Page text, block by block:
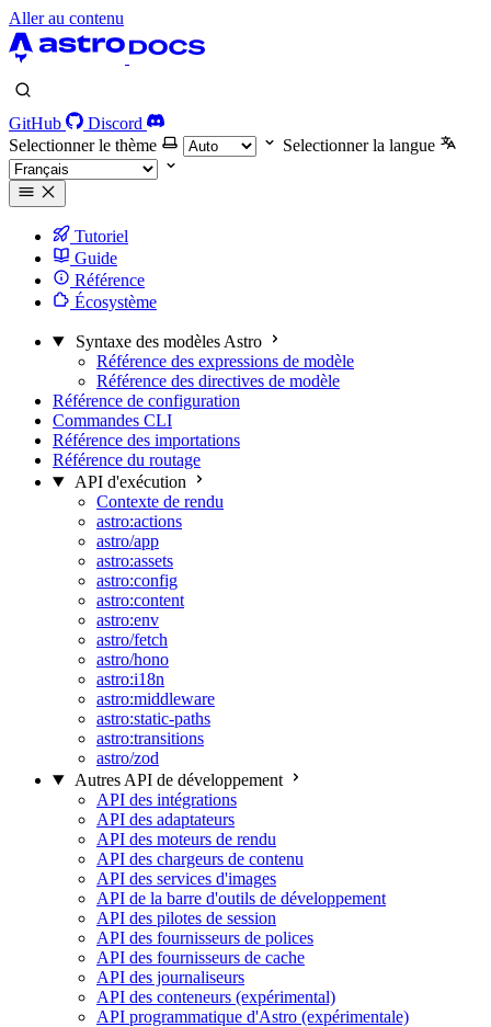
Aller au contenu
GitHub
Discord
Selectionner le thème
Selectionner la langue
Tutoriel
Guide
Référence
Écosystème
Syntaxe des modèles Astro
Référence des expressions de modèle
Référence des directives de modèle
Référence de configuration
Commandes CLI
Référence des importations
Référence du routage
API d'exécution
Contexte de rendu
astro:actions
astro/app
astro:assets
astro:config
astro:content
astro:env
astro/fetch
astro/hono
astro:i18n
astro:middleware
astro:static-paths
astro:transitions
astro/zod
Autres API de développement
API des intégrations
API des adaptateurs
API des moteurs de rendu
API des chargeurs de contenu
API des services d'images
API de la barre d'outils de développement
API des pilotes de session
API des fournisseurs de polices
API des fournisseurs de cache
API des journaliseurs
API des conteneurs (expérimental)
API programmatique d'Astro (expérimentale)